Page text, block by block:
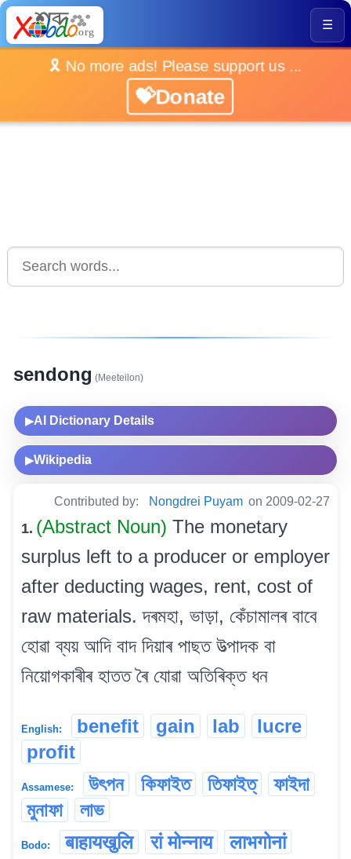
☰
🎗️ No more ads! Please support us ...
💝Donate
sendong (Meeteilon)
▶AI Dictionary Details
▶Wikipedia
Contributed by: Nongdrei Puyam on 2009-02-27
1. (Abstract Noun) The monetary
surplus left to a producer or employer
after deducting wages, rent, cost of
raw materials. দৰমহা, ভাড়া, কেঁচামালৰ বাবে
হোৱা ব্যয় আদি বাদ দিয়াৰ পাছত উত্পাদক বা
নিয়োগকাৰীৰ হাতত ৰৈ যোৱা অতিৰিক্ত ধন
English: benefit gain lab
lucre
profit
Assamese: উৎপন কিফাইত তিফাইত্‌
ফাইদা
মুনাফা
লাভ
Bodo: बाहायखुलि रां मोन्नाय लाभगोनां